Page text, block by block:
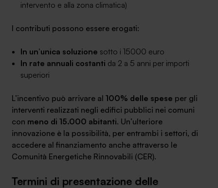
intervento e alla zona climatica)
I contributi possono essere erogati:
In un’unica soluzione sotto i 15000 euro
In rate annuali costanti da 2 a 5 anni per importi
superiori
L’incentivo può arrivare al 100% delle spese per gli
interventi realizzati negli edifici pubblici nei comuni
con meno di 15.000 abitanti. Un’ulteriore
innovazione è la possibilità, per entrambi i settori, di
accedere al finanziamento anche attraverso le
Comunità Energetiche Rinnovabili (CER).
Termini di presentazione delle